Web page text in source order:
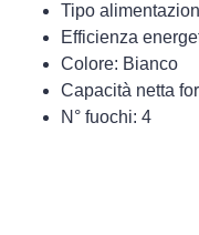
Tipo
Efficienza
Colore: Bianco
Capacità netta
N° fuochi: 4